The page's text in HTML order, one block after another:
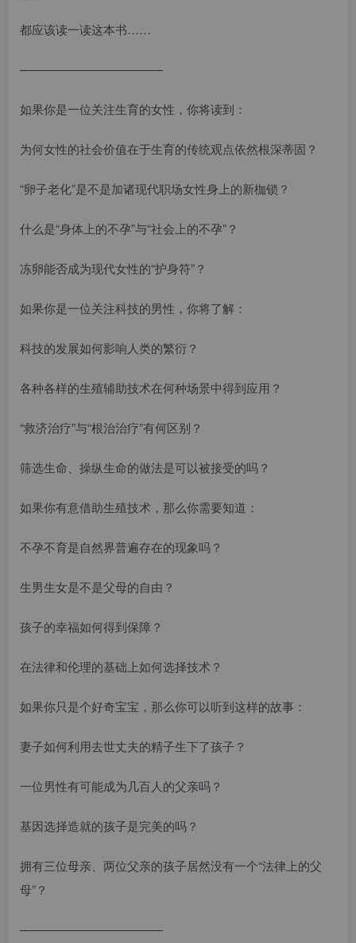
都应该读一读这本书……
————————————
如果你是一位关注生育的女性，你将读到：
为何女性的社会价值在于生育的传统观点依然根深蒂固？
“卵子老化”是不是加诸现代职场女性身上的新枷锁？
什么是“身体上的不孕”与“社会上的不孕”？
冻卵能否成为现代女性的“护身符”？
如果你是一位关注科技的男性，你将了解：
科技的发展如何影响人类的繁衍？
各种各样的生殖辅助技术在何种场景中得到应用？
“救济治疗”与“根治治疗”有何区别？
筛选生命、操纵生命的做法是可以被接受的吗？
如果你有意借助生殖技术，那么你需要知道：
不孕不育是自然界普遍存在的现象吗？
生男生女是不是父母的自由？
孩子的幸福如何得到保障？
在法律和伦理的基础上如何选择技术？
如果你只是个好奇宝宝，那么你可以听到这样的故事：
妻子如何利用去世丈夫的精子生下了孩子？
一位男性有可能成为几百人的父亲吗？
基因选择造就的孩子是完美的吗？
拥有三位母亲、两位父亲的孩子居然没有一个“法律上的父
母”？
————————————